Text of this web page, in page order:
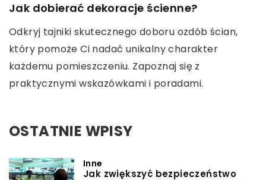
Jak dobierać dekoracje ścienne?
Odkryj tajniki skutecznego doboru ozdób ścian,
który pomoże Ci nadać unikalny charakter
każdemu pomieszczeniu. Zapoznaj się z
praktycznymi wskazówkami i poradami.
OSTATNIE WPISY
Inne
Jak zwiększyć bezpieczeństwo